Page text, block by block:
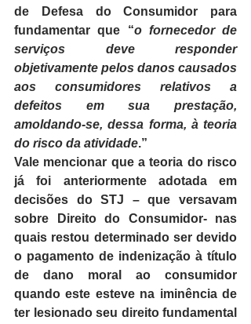
de Defesa do Consumidor para
fundamentar que “o fornecedor de
serviços deve responder
objetivamente pelos danos causados
aos consumidores relativos a
defeitos em sua prestação,
amoldando-se, dessa forma, à teoria
do risco da atividade.”
Vale mencionar que a teoria do risco
já foi anteriormente adotada em
decisões do STJ – que versavam
sobre Direito do Consumidor- nas
quais restou determinado ser devido
o pagamento de indenização à título
de dano moral ao consumidor
quando este esteve na iminência de
ter lesionado seu direito fundamental